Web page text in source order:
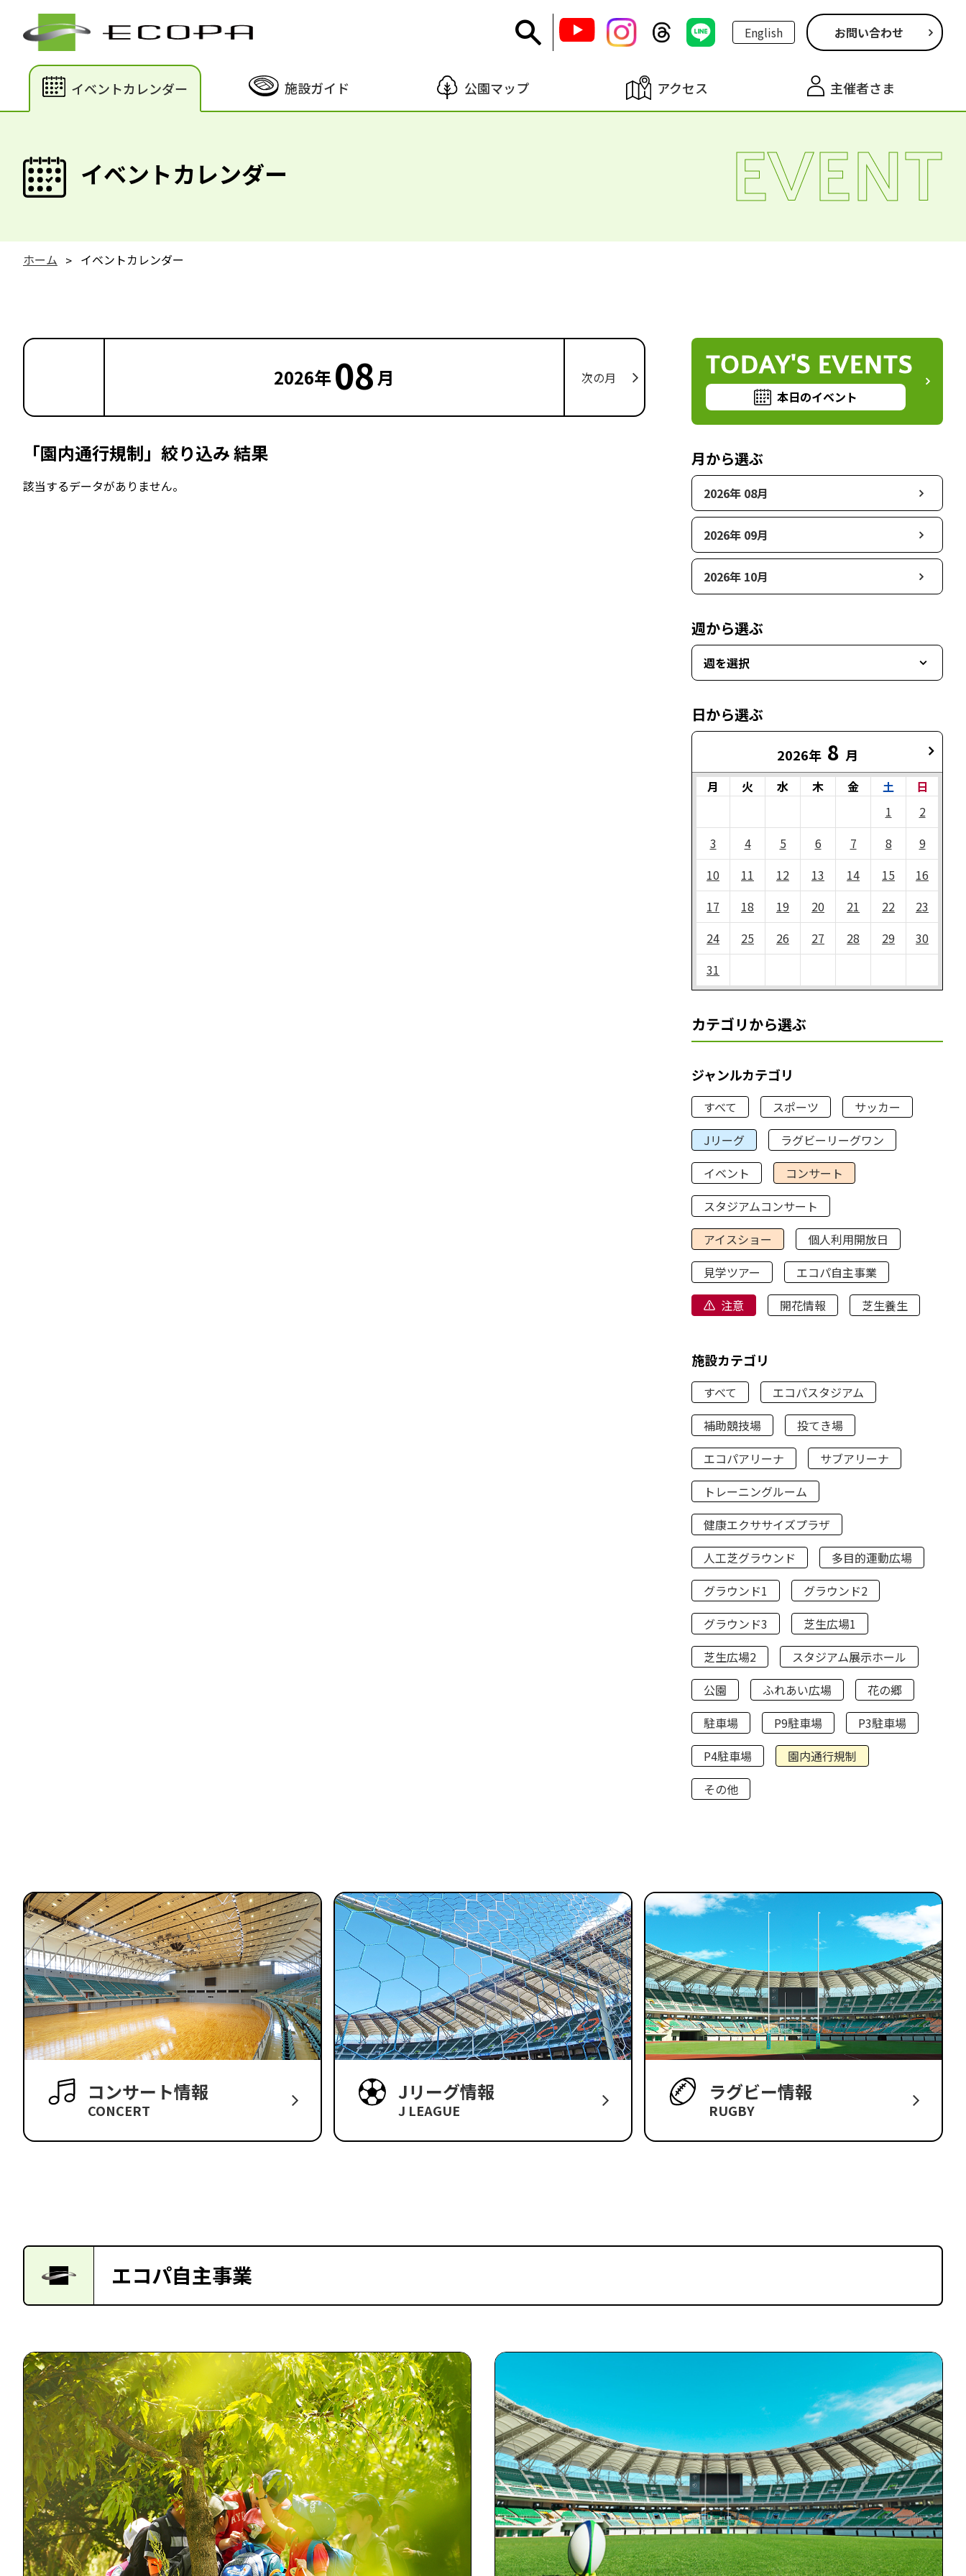
English お問い合わせ
イベントカレンダー 施設ガイド 公園マップ アクセス 主催者さま
イベントカレンダー EVENT
ホーム イベントカレンダー
2026年08月 次の月
「園内通行規制」絞り込み 結果
該当するデータがありません。
TODAY'S EVENTS
本日のイベント
月から選ぶ
2026年 08月
2026年 09月
2026年 10月
週から選ぶ
週を選択
日から選ぶ
2026年 8 月
月 火 水 木 金 土
日
1
2
3
4 5 6 7 8
9
10
11 12 13 14 15
16
17
18 19 20 21 22
23
24
25 26 27 28 29
30
31
カテゴリから選ぶ
ジャンルカテゴリ
すべて スポーツ
サッカー
Jリーグ
ラグビーリーグワン
イベント
コンサート
スタジアムコンサート
アイスショー
個人利用開放日
見学ツアー
エコパ自主事業
注意
開花情報 芝生養生
施設カテゴリ
すべて
エコパスタジアム
補助競技場
投てき場
エコパアリーナ
サブアリーナ
トレーニングルーム
健康エクササイズプラザ
人工芝グラウンド
多目的運動広場
グラウンド1
グラウンド2
グラウンド3
芝生広場1
芝生広場2
スタジアム展示ホール
公園
ふれあい広場
花の郷
駐車場
P9駐車場
P3駐車場
P4駐車場
園内通行規制
その他
コンサート情報
CONCERT
Jリーグ情報
J LEAGUE
ラグビー情報
RUGBY
エコパ自主事業